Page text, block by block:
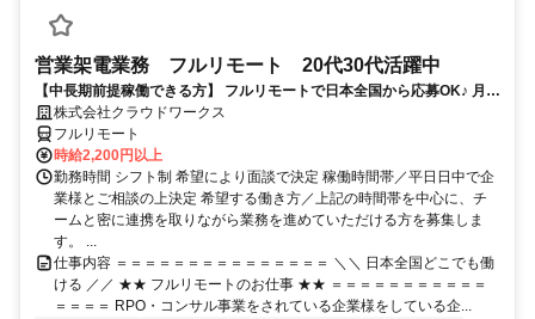
営業架電業務 フルリモート 20代30代活躍中
【中長期前提稼働できる方】 フルリモートで日本全国から応募OK♪ 月稼
働40時間で安定収入！
株式会社クラウドワークス
フルリモート
時給2,200円以上
勤務時間 シフト制 希望により面談で決定 稼働時間帯／平日日中で企
業様とご相談の上決定 希望する働き方／上記の時間帯を中心に、チ
ームと密に連携を取りながら業務を進めていただける方を募集しま
す。 ...
仕事内容 ＝＝＝＝＝＝＝＝＝＝＝＝＝＝＝ ＼＼ 日本全国どこでも働
ける ／／ ★★ フルリモートのお仕事 ★★ ＝＝＝＝＝＝＝＝＝＝＝
＝＝＝＝ RPO・コンサル事業をされている企業様をしている企...